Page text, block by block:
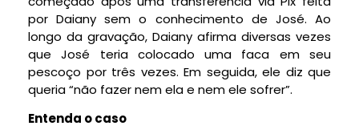
por Daiany sem o conhecimento de José. Ao
longo da gravação, Daiany afirma diversas vezes
que José teria colocado uma faca em seu
pescoço por três vezes. Em seguida, ele diz que
queria “não fazer nem ela e nem ele sofrer”.
Entenda o caso